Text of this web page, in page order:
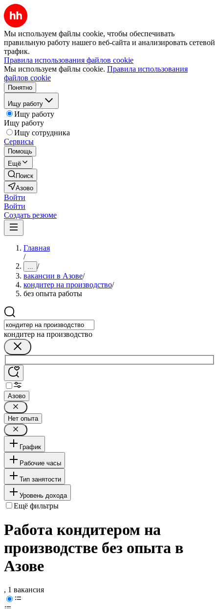
Мы используем файлы cookie, чтобы обеспечивать
правильную работу нашего веб-сайта и анализировать сетевой
трафик.
Правила использования файлов cookie
Мы используем файлы cookie. Правила использования
файлов cookie
Понятно
Ищу работу
Ищу работу
Ищу работу
Ищу сотрудника
Сервисы
Помощь
Ещё
Поиск
Азово
Войти
Войти
Создать резюме
Главная
/
... /
вакансии в Азове/
кондитер на производство/
без опыта работы
кондитер на производство
Азово
Нет опыта
График
Рабочие часы
Тип занятости
Уровень дохода
Ещё фильтры
Работа кондитером на
производстве без опыта в
Азове
, 1 вакансия